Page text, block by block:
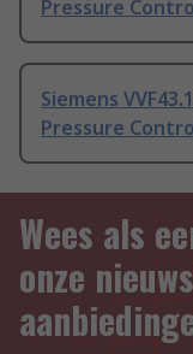
Pressure
Siemens
Pressure
Wees als
onze